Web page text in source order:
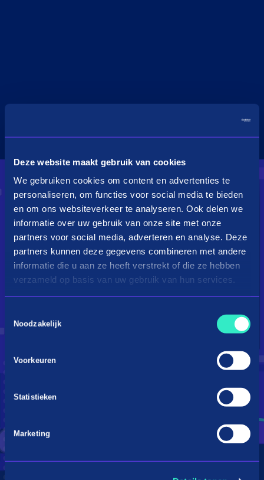
Deze website maakt gebruik van cookies
We gebruiken cookies om content en advertenties te
personaliseren, om functies voor social media te bieden
en om ons websiteverkeer te analyseren. Ook delen we
informatie over uw gebruik van onze site met onze
partners voor social media, adverteren en analyse. Deze
partners kunnen deze gegevens combineren met andere
informatie die u aan ze heeft verstrekt of die ze hebben
verzameld op basis van uw gebruik van hun services.
Noodzakelijk
Voorkeuren
Statistieken
Marketing
Droom je van een kingsize